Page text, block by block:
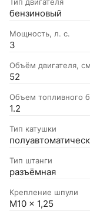
бензиновый
Мощность, л. с.
3
Объём двигателя,
52
Объем топливного
1.2
Тип катушки
Тип штанги
разъёмная
Крепление шпули
M10 x 1,25